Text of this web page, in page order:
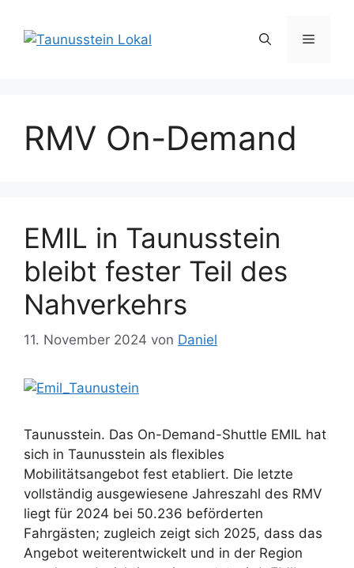
Inhalt
springen
Menü
RMV On-Demand
EMIL in Taunusstein
bleibt fester Teil des
Nahverkehrs
11. November 2024 von Daniel
Taunusstein. Das On-Demand-Shuttle EMIL hat
sich in Taunusstein als flexibles
Mobilitätsangebot fest etabliert. Die letzte
vollständig ausgewiesene Jahreszahl des RMV
liegt für 2024 bei 50.236 beförderten
Fahrgästen; zugleich zeigt sich 2025, dass das
Angebot weiterentwickelt und in der Region